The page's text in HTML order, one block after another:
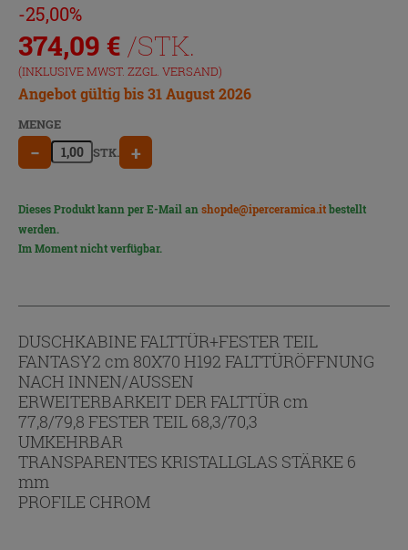
-25,00%
374,09 € /STK.
(INKLUSIVE MWST. ZZGL. VERSAND)
Angebot gültig bis 31 August 2026
MENGE
− STK. +
Dieses Produkt kann per E-Mail anshopde@iperceramica.itbestellt
werden.
Im Moment nicht verfügbar.
DUSCHKABINE FALTTÜR+FESTER TEIL
FANTASY2 cm 80X70 H192 FALTTÜRÖFFNUNG
NACH INNEN/AUSSEN
ERWEITERBARKEIT DER FALTTÜR cm
77,8/79,8 FESTER TEIL 68,3/70,3
UMKEHRBAR
TRANSPARENTES KRISTALLGLAS STÄRKE 6
mm
PROFILE CHROM